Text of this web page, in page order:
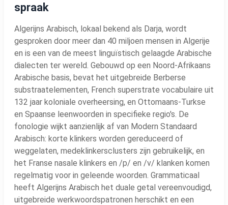
spraak
Algerijns Arabisch, lokaal bekend als Darja, wordt
gesproken door meer dan 40 miljoen mensen in Algerije
en is een van de meest linguïstisch gelaagde Arabische
dialecten ter wereld. Gebouwd op een Noord-Afrikaans
Arabische basis, bevat het uitgebreide Berberse
substraatelementen, French superstrate vocabulaire uit
132 jaar koloniale overheersing, en Ottomaans-Turkse
en Spaanse leenwoorden in specifieke regio's. De
fonologie wijkt aanzienlijk af van Modern Standaard
Arabisch: korte klinkers worden gereduceerd of
weggelaten, medeklinkersclusters zijn gebruikelijk, en
het Franse nasale klinkers en /p/ en /v/ klanken komen
regelmatig voor in geleende woorden. Grammaticaal
heeft Algerijns Arabisch het duale getal vereenvoudigd,
uitgebreide werkwoordspatronen herschikt en een